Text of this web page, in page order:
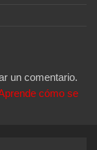
un comentario.
cómo se